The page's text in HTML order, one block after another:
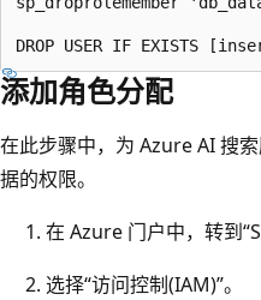
添加角色分配
在此步骤中，为 Azure AI 搜
据的权限。
在 Azure 门户中，转到
选择“访问控制(IAM)”。